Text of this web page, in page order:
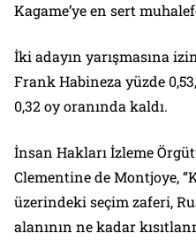
Kagame’ye en sert
İki adayın yarışmasına
Frank Habineza yüzde
0,32 oy oranında kaldı.
İnsan Hakları İzleme
Clementine de Montjoye,
üzerindeki seçim zaferi,
alanının ne kadar